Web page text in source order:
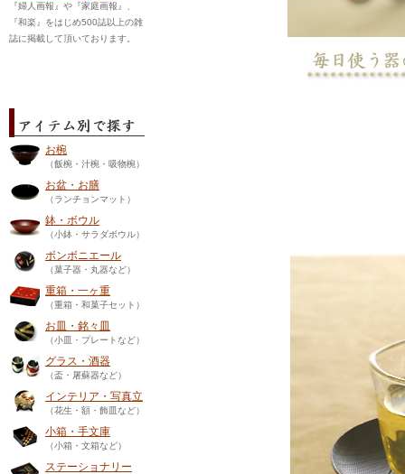
『婦人画報』や『家庭画報』、
『和楽』をはじめ500誌以上の雑
誌に掲載して頂いております。
お椀
（飯椀・汁椀・吸物椀）
お盆・お膳
（ランチョンマット）
鉢・ボウル
（小鉢・サラダボウル）
ボンボニエール
（菓子器・丸器など）
重箱・一ヶ重
（重箱・和菓子セット）
お皿・銘々皿
（小皿・プレートなど）
グラス・酒器
（盃・屠蘇器など）
インテリア・写真立
（花生・額・飾皿など）
小箱・手文庫
（小箱・文箱など）
ステーショナリー